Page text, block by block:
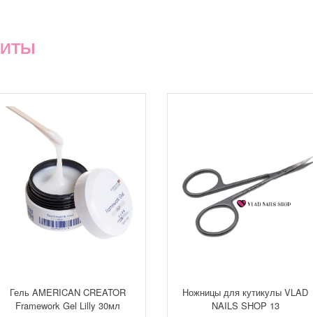
Гель AMERICAN CREATOR
Framework Gel Lilly 30мл
Ножницы для кутикулы VLAD
NAILS SHOP 13